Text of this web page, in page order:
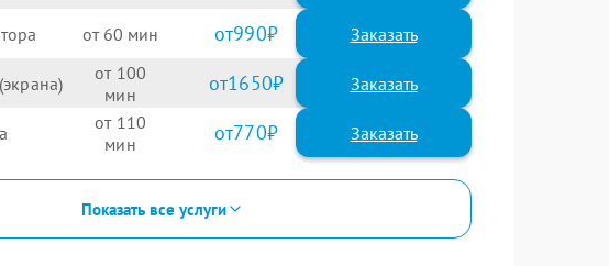
60 990
100 1650
110 770
Показать все услуги